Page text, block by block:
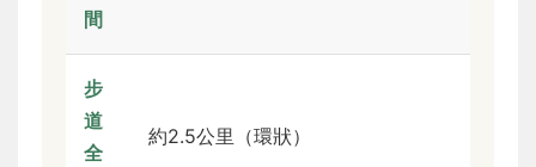
間
步
道
全
約2.5公里（環狀）